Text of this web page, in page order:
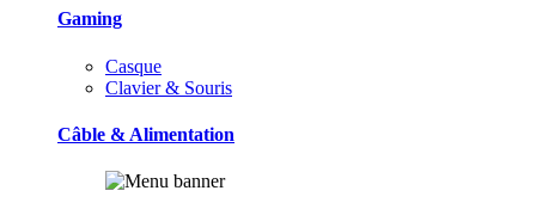
Gaming
Casque
Clavier & Souris
Câble & Alimentation